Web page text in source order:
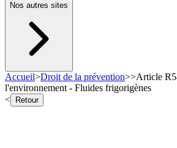
Nos autres sites
Accueil>Droit de la prévention>>Article
l'environnement - Fluides frigorigènes
<
Retour